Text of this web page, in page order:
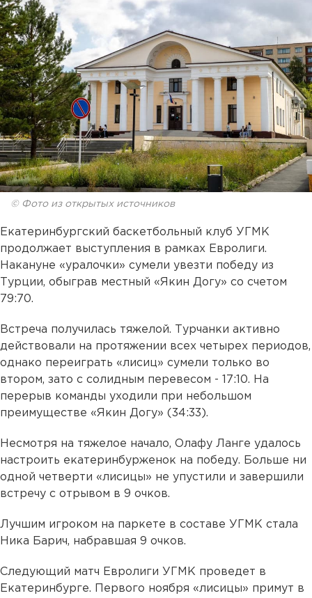
© Фото из открытых источников
Екатеринбургский баскетбольный клуб УГМК
продолжает выступления в рамках Евролиги.
Накануне «уралочки» сумели увезти победу из
Турции, обыграв местный «Якин Догу» со счетом
79:70.
Встреча получилась тяжелой. Турчанки активно
действовали на протяжении всех четырех периодов,
однако переиграть «лисиц» сумели только во
втором, зато с солидным перевесом - 17:10. На
перерыв команды уходили при небольшом
преимуществе «Якин Догу» (34:33).
Несмотря на тяжелое начало, Олафу Ланге удалось
настроить екатеринбурженок на победу. Больше ни
одной четверти «лисицы» не упустили и завершили
встречу с отрывом в 9 очков.
Лучшим игроком на паркете в составе УГМК стала
Ника Барич, набравшая 9 очков.
Следующий матч Евролиги УГМК проведет в
Екатеринбурге. Первого ноября «лисицы» примут в